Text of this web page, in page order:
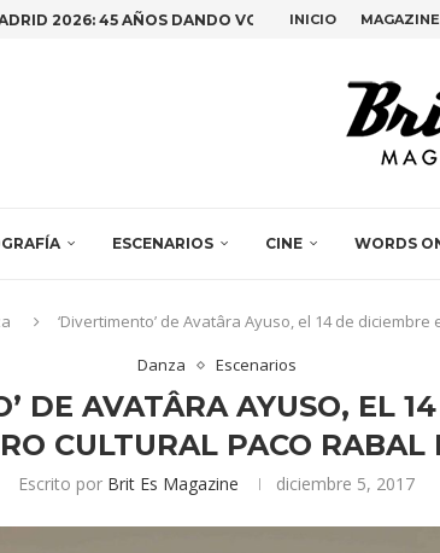
LA HISTORIA? EMILY KAM KNGWARRAY Y...
INICIO MAGAZINE
ESCENARIOS CINE WORDS
‘Divertimento’ de Avatâra Ayuso, el 14 de
Danza
Escenarios
DE AVATÂRA AYUSO, EL
CULTURAL PACO
Escrito por Brit Es Magazine diciembre 5, 2017